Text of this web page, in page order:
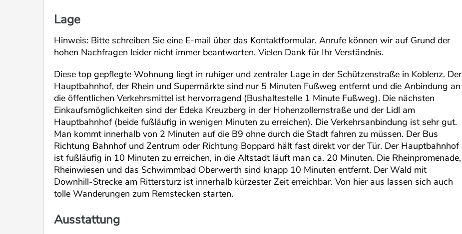
Lage
Hinweis: Bitte schreiben Sie eine E-mail über das Kontaktformular. Anrufe können wir auf Grund der
hohen Nachfragen leider nicht immer beantworten. Vielen Dank für Ihr Verständnis.
Diese top gepflegte Wohnung liegt in ruhiger und zentraler Lage in der Schützenstraße in Koblenz. Der
Hauptbahnhof, der Rhein und Supermärkte sind nur 5 Minuten Fußweg entfernt und die Anbindung an
die öffentlichen Verkehrsmittel ist hervorragend (Bushaltestelle 1 Minute Fußweg). Die nächsten
Einkaufsmöglichkeiten sind der Edeka Kreuzberg in der Hohenzollernstraße und der Lidl am
Hauptbahnhof (beide fußläufig in wenigen Minuten zu erreichen). Die Verkehrsanbindung ist sehr gut.
Man kommt innerhalb von 2 Minuten auf die B9 ohne durch die Stadt fahren zu müssen. Der Bus
Richtung Bahnhof und Zentrum oder Richtung Boppard hält fast direkt vor der Tür. Der Hauptbahnhof
ist fußläufig in 10 Minuten zu erreichen, in die Altstadt läuft man ca. 20 Minuten. Die Rheinpromenade,
Rheinwiesen und das Schwimmbad Oberwerth sind knapp 10 Minuten entfernt. Der Wald mit
Downhill-Strecke am Rittersturz ist innerhalb kürzester Zeit erreichbar. Von hier aus lassen sich auch
tolle Wanderungen zum Remstecken starten.
Ausstattung